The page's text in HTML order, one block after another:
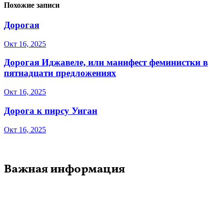
Похожие записи
Дорогая
Окт 16, 2025
Дорогая Иджавеле, или манифест феминистки в
пятнадцати предложениях
Окт 16, 2025
Дорога к пирсу Уиган
Окт 16, 2025
Важная информация